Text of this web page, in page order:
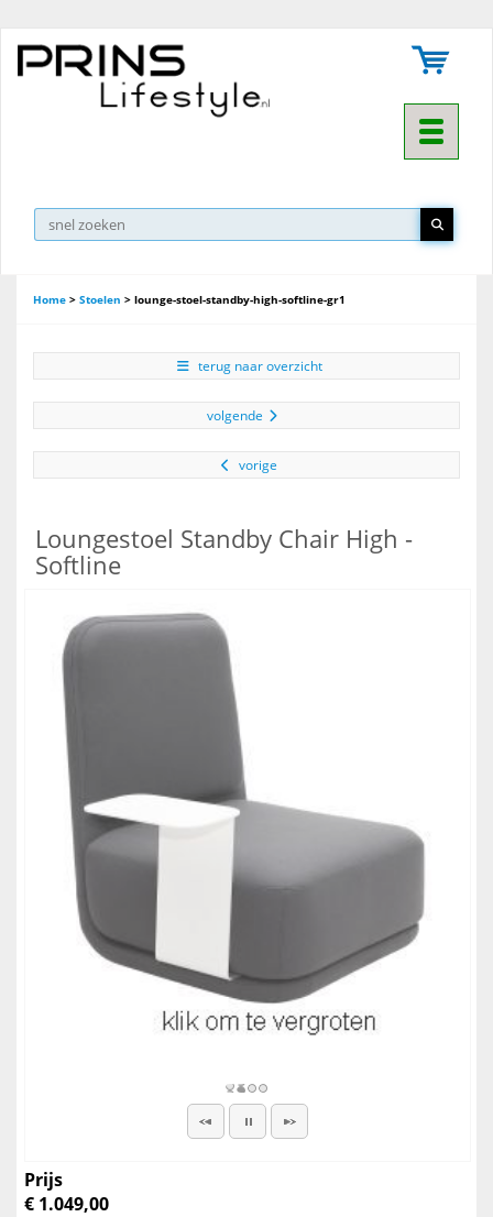
Toggle
▼
Home > Stoelen > lounge-stoel-standby-high-softline-gr1
terug naar overzicht
volgende
vorige
Loungestoel Standby Chair High -
Softline
Prijs
€ 1.049,00